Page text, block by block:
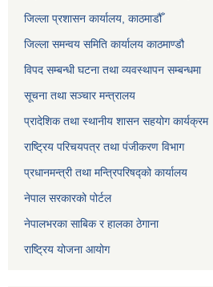
जिल्ला प्रशासन कार्यालय, काठमाडौँ
जिल्ला समन्वय समिति कार्यालय काठमाण्ड‌ौ
विपद सम्बन्धी घटना तथा व्यवस्थापन सम्बन्धमा
सूचना तथा सञ्चार मन्त्रालय
प्रादेशिक तथा स्थानीय शासन सहयोग कार्यक्रम
राष्ट्रिय परिचयपत्र तथा पंजीकरण विभाग
प्रधानमन्त्री तथा मन्त्रिपरिषद्को कार्यालय
नेपाल सरकारको पोर्टल
नेपालभरका साबिक र हालका ठेगाना
राष्ट्रिय योजना आयोग